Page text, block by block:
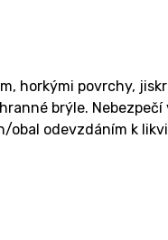
horkými povrchy,
brýle. Nebezpečí
obal odevzdáním k